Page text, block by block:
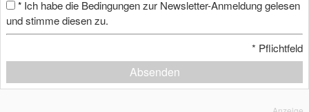
* Ich habe die Bedingungen zur Newsletter-Anmeldung gelesen
und stimme diesen zu.
* Pflichtfeld
Absenden